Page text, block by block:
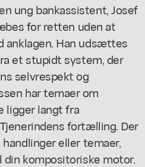
ung bankassistent, Josef
for retten uden at
anklagen. Han udsættes
et stupidt system, der
selvrespekt og
har temaer om
ligger langt fra
Tjenerindens fortælling. Der
eller temaer,
kompositoriske motor.